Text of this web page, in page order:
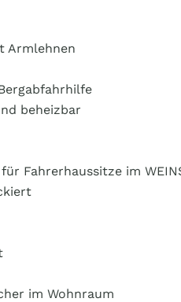
Armlehnen
beheizbar
Fahrerhaussitze im
im Wohnraum